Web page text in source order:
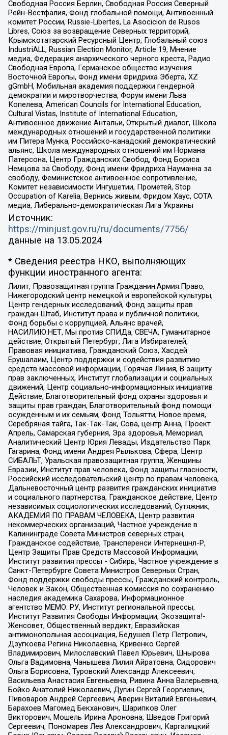
Свободная Россия Берлин, Свободная Россия Северный
Рейн-Вестфалия, Фонд глобальной помощи, Антивоенный
комитет России, Russie-Libertes, La Asocicion de Rusos
Libres, Союз за возвращение Северных территорий,
Крымскотатарский Ресурсный Центр, Глобальный союз
IndustriALL, Russian Election Monitor, Article 19, Мнение
медиа, Федерация анархического черного креста, Радио
Свободная Европа, Германское общество изучения
Восточной Европы, Фонд имени Фридриха Эберта, XZ
gGmbH, Мобильная академия поддержки гендерной
демократии и миротворчества, Форум имени Льва
Копелева, American Councils for International Education,
Cultural Vistas, Institute of International Education,
Антивоенное движение Антальи, Открытый диалог, Школа
международных отношений и государственной политики
им Питера Мунка, Российско-канадский демократический
альянс, Школа международных отношений им Нормана
Патерсона, Центр Гражданских Свобод, Фонд Бориса
Немцова за Свободу, Фонд имени Фридриха Науманна за
свободу, Феминистское антивоенное сопротивление,
Комитет независимости Ингушетии, Прометей, Stop
Occupation of Karelia, Вернись живым, Фридом Хаус, СОТА
медиа, Либерально-демократическая Лига Украины
Источник:
https://minjust.gov.ru/ru/documents/7756/
данные на 13.05.2024
* Сведения реестра НКО, выполняющих
функции иностранного агента:
Лилит, Правозащитная группа Гражданин.Армия.Право,
Нижегородский центр немецкой и европейской культуры,
Центр гендерных исследований, Фонд защиты прав
граждан Штаб, Институт права и публичной политики,
Фонд борьбы с коррупцией, Альянс врачей,
НАСИЛИЮ.НЕТ, Мы против СПИДа, СВЕЧА, Гуманитарное
действие, Открытый Петербург, Лига Избирателей,
Правовая инициатива, Гражданский Союз, Хасдей
Ерушалаим, Центр поддержки и содействия развитию
средств массовой информации, Горячая Линия, В защиту
прав заключенных, Институт глобализации и социальных
движений, Центр социально-информационных инициатив
Действие, Благотворительный фонд охраны здоровья и
защиты прав граждан, Благотворительный фонд помощи
осужденным и их семьям, Фонд Тольятти, Новое время,
Серебряная тайга, Так-Так-Так, Сова, центр Анна, Проект
Апрель, Самарская губерния, Эра здоровья, Мемориал,
Аналитический Центр Юрия Левады, Издательство Парк
Гагарина, Фонд имени Андрея Рылькова, Сфера, Центр
СИБАЛЬТ, Уральская правозащитная группа, Женщины
Евразии, Институт прав человека, Фонд защиты гласности,
Российский исследовательский центр по правам человека,
Дальневосточный центр развития гражданских инициатив
и социального партнерства, Гражданское действие, Центр
независимых социологических исследований, Сутяжник,
АКАДЕМИЯ ПО ПРАВАМ ЧЕЛОВЕКА, Центр развития
некоммерческих организаций, Частное учреждение в
Калининграде Совета Министров северных стран,
Гражданское содействие, Трансперенси Интернешнл-Р,
Центр Защиты Прав Средств Массовой Информации,
Институт развития прессы - Сибирь, Частное учреждение в
Санкт-Петербурге Совета Министров Северных Стран,
Фонд поддержки свободы прессы, Гражданский контроль,
Человек и Закон, Общественная комиссия по сохранению
наследия академика Сахарова, Информационное
агентство МЕМО. РУ, Институт региональной прессы,
Институт Развития Свободы Информации, Экозащита!-
Женсовет, Общественный вердикт, Евразийская
антимонопольная ассоциация, Бедушев Петр Петрович,
Дзугкоева Регина Николаевна, Кривенко Сергей
Владимирович, Милославский Павел Юрьевич, Шнырова
Ольга Вадимовна, Чанышева Лилия Айратовна, Сидорович
Ольга Борисовна, Туровский Александр Алексеевич,
Васильева Анастасия Евгеньевна, Ривина Анна Валерьевна,
Бойко Анатолий Николаевич, Дугин Сергей Георгиевич,
Пивоваров Андрей Сергеевич, Аверин Виталий Евгеньевич,
Барахоев Магомед Бекханович, Шарипков Олег
Викторович, Мошель Ирина Ароновна, Шведов Григорий
Сергеевич, Пономарев Лев Александрович, Каргалицкий